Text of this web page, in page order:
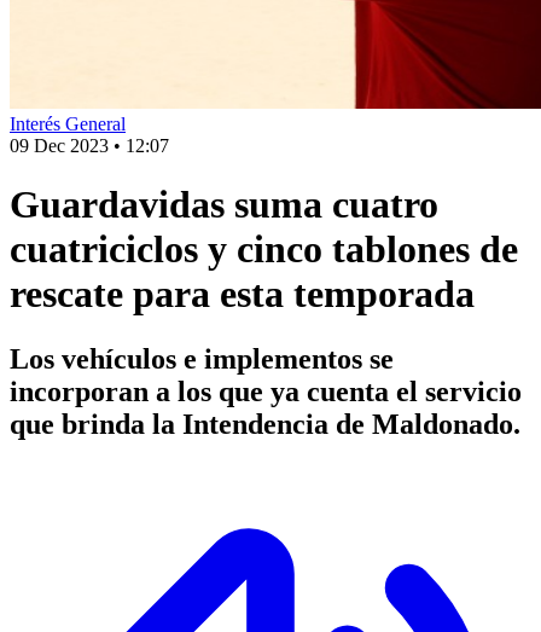
Interés General
09 Dec 2023 • 12:07
Guardavidas suma cuatro
cuatriciclos y cinco tablones de
rescate para esta temporada
Los vehículos e implementos se
incorporan a los que ya cuenta el servicio
que brinda la Intendencia de Maldonado.